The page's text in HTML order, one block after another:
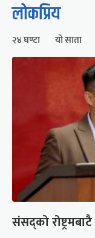
लोकप्रिय
२४ घण्टा यो साता
संसद्को